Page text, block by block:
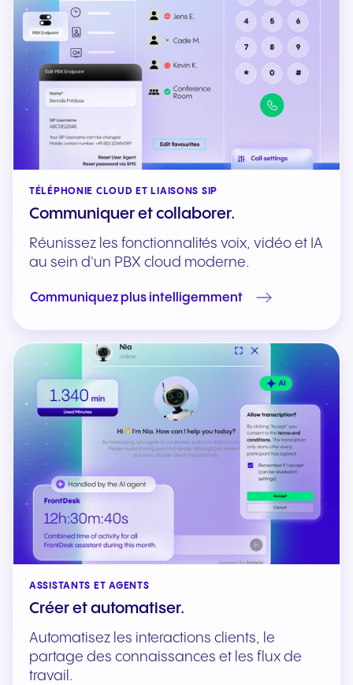
TÉLÉPHONIE CLOUD ET LIAISONS SIP
Communiquer et collaborer.
Réunissez les fonctionnalités voix, vidéo et IA
au sein d'un PBX cloud moderne.
Communiquez plus intelligemment
ASSISTANTS ET AGENTS
Créer et automatiser.
Automatisez les interactions clients, le
partage des connaissances et les flux de
travail.